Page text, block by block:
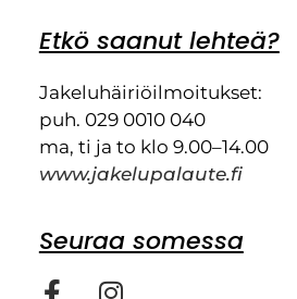
Etkö saanut lehteä?
Jakeluhäiriöilmoitukset:
puh. 029 0010 040
ma, ti ja to klo 9.00–14.00
www.jakelupalaute.fi
Seuraa somessa